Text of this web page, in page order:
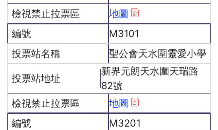
地圖
M3101
聖公會天水圍靈愛小學
新界元朗天水圍天瑞路
82號
地圖
M3201